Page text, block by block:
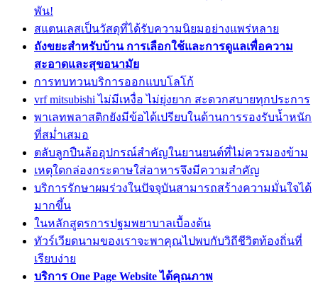
พัน!
สแตนเลสเป็นวัสดุที่ได้รับความนิยมอย่างแพร่หลาย
ถังขยะสำหรับบ้าน การเลือกใช้และการดูแลเพื่อความ
สะอาดและสุขอนามัย
การทบทวนบริการออกแบบโลโก้
vrf mitsubishi ไม่มีเหงื่อ ไม่ยุ่งยาก สะดวกสบายทุกประการ
พาเลทพลาสติกยังมีข้อได้เปรียบในด้านการรองรับน้ำหนัก
ที่สม่ำเสมอ
ตลับลูกปืนล้ออุปกรณ์สำคัญในยานยนต์ที่ไม่ควรมองข้าม
เหตุใดกล่องกระดาษใส่อาหารจึงมีความสำคัญ
บริการรักษาผมร่วงในปัจจุบันสามารถสร้างความมั่นใจได้
มากขึ้น
ในหลักสูตรการปฐมพยาบาลเบื้องต้น
ทัวร์เวียดนามของเราจะพาคุณไปพบกับวิถีชีวิตท้องถิ่นที่
เรียบง่าย
บริการ One Page Website ได้คุณภาพ